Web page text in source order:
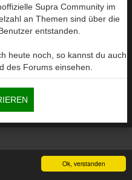
Ok, verstanden
Supra Community im
an Themen sind über die
entstanden.
heute noch, so kannst du auch
des Forums einsehen.